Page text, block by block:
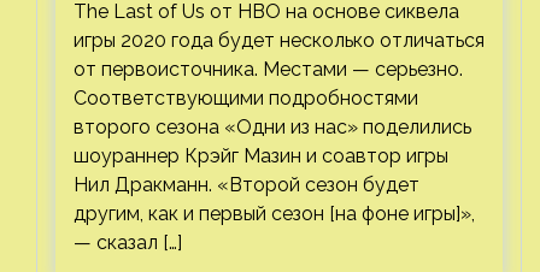
The Last of Us от HBO на основе сиквела
игры 2020 года будет несколько отличаться
от первоисточника. Местами — серьезно.
Соответствующими подробностями
второго сезона «Одни из нас» поделились
шоураннер Крэйг Мазин и соавтор игры
Нил Дракманн. «Второй сезон будет
другим, как и первый сезон [на фоне игры]»,
— сказал […]